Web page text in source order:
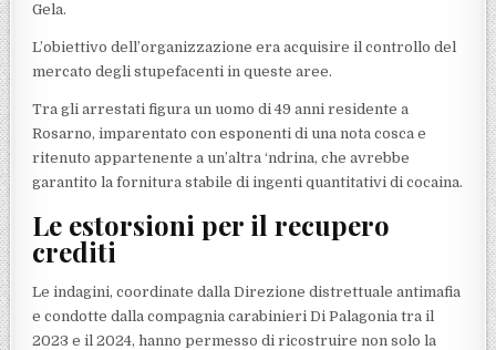
Gela.
L’obiettivo dell’organizzazione era acquisire il controllo del
mercato degli stupefacenti in queste aree.
Tra gli arrestati figura un uomo di 49 anni residente a
Rosarno, imparentato con esponenti di una nota cosca e
ritenuto appartenente a un’altra ‘ndrina, che avrebbe
garantito la fornitura stabile di ingenti quantitativi di cocaina.
Le estorsioni per il recupero
crediti
Le indagini, coordinate dalla Direzione distrettuale antimafia
e condotte dalla compagnia carabinieri Di Palagonia tra il
2023 e il 2024, hanno permesso di ricostruire non solo la